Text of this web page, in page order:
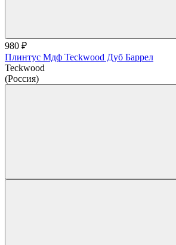
980 ₽
Плинтус Мдф Teckwood Дуб Баррел
Teckwood
(Россия)